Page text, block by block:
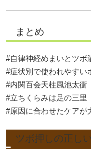
まとめ
#自律神経めまいとツボ
#症状別で使われやすい
#内関百会天柱風池太衝
#立ちくらみは足の三里
#原因に合わせたケアが
ツボ押しの正し